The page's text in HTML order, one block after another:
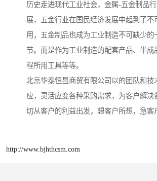
历史走进现代工业社会，金属-五金制品
展，五金行业在国民经济发展中起到了不
用，五金制品也成为工业制造不可缺少的
节。而是作为工业制造的配套产品、半成
程所用工具等等。
北京华泰恒昌商贸有限公司以的团队和技
应，灵活应变各种采购需求，为客户解决
切从客户的利益出发，想客户所想，急客
http://www.bjhthcsm.com